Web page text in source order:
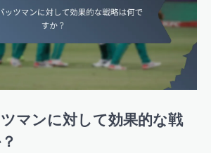
マンに対して効果的な戦